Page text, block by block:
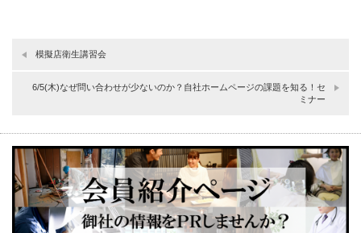
模擬店衛生講習会
6/5(木)なぜ問い合わせが少ないのか？自社ホームページの課題を知る！セ
ミナー